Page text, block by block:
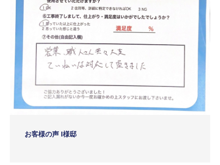
お客様の声 I様邸